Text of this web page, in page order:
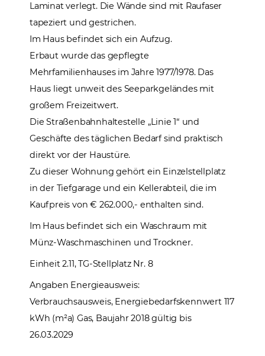
Laminat verlegt. Die Wände sind mit Raufaser
tapeziert und gestrichen.
Im Haus befindet sich ein Aufzug.
Erbaut wurde das gepflegte
Mehrfamilienhauses im Jahre 1977/1978. Das
Haus liegt unweit des Seeparkgeländes mit
großem Freizeitwert.
Die Straßenbahnhaltestelle „Linie 1“ und
Geschäfte des täglichen Bedarf sind praktisch
direkt vor der Haustüre.
Zu dieser Wohnung gehört ein Einzelstellplatz
in der Tiefgarage und ein Kellerabteil, die im
Kaufpreis von € 262.000,- enthalten sind.
Im Haus befindet sich ein Waschraum mit
Münz-Waschmaschinen und Trockner.
Einheit 2.11, TG-Stellplatz Nr. 8
Angaben Energieausweis:
Verbrauchsausweis, Energiebedarfskennwert 117
kWh (m²a) Gas, Baujahr 2018 gültig bis
26.03.2029